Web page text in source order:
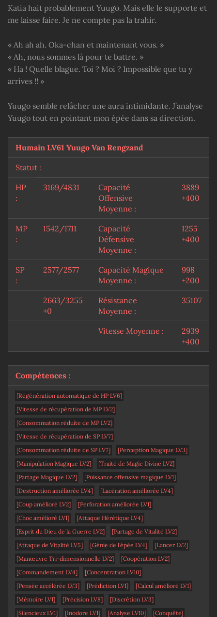
Katia hait probablement Yuugo. Mais elle le supporte et
me laisse faire. Je ne compte pas la trahir.
« Ah ah ah. Oka-chan et maintenant vous. »
« Ah, nous sommes là pour te battre. »
« Ha ! Quelle blague. Toi ? Moi ? Impossible que tu y
arrives !! »
Yuugo semble relâcher une aura intimidante. J’analyse
Yuugo tout en pointant mon épée dans sa direction.
Humain LV61 Yuugo Van Rengzand
Statut :
HP
:
3169/4831
Capacité
Offensive
Moyenne :
3889
+400
MP
:
1542/1711
Capacité
Défensive
Moyenne :
1255
+400
SP
:
2577/2577
Capacité Magique
Moyenne :
998
+200
2663/3255
+0
Résistance
Moyenne :
35107
Vitesse Moyenne :
2939
+400
Compétences :
[Régénération automatique de HP LV6]
[Vitesse de récupération de MP LV2]
[Consommation réduite de MP LV2]
[Vitesse de récupération de SP LV7]
[Consommation réduite de SP LV7]
[Perception Magique LV3]
[Manipulation Magique LV2]
[Traité de Magie Divine LV2]
[Partage Magique LV2]
[Puissance offensive magique LV1]
[Destruction améliorée LV4]
[Lacération améliorée LV4]
[Coup amélioré LV2]
[Perforation améliorée LV1]
[Choc amélioré LV1]
[Attaque Hérétique LV4]
[Esprit du Dieu de la Guerre LV2]
[Partage de Vitalité LV2]
[Attaque de Vitalité LV5]
[Génie de l’épée LV4]
[Lancer LV2]
[Manœuvre Tri-dimensionnelle LV2]
[Coopération LV2]
[Commandement LV4]
[Concentration LV10]
[Pensée accélérée LV3]
[Prédiction LV1]
[Calcul amélioré LV1]
[Mémoire LV1]
[Précision LV8]
[Discrétion LV3]
[Silencieux LV1]
[Inodore LV1] [Analyse LV10] [Conquête]